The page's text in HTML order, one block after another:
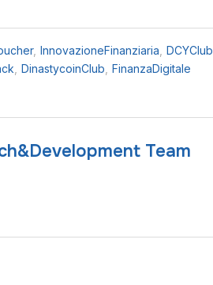
, InnovazioneFinanziaria DCYClub
DinastycoinClub FinanzaDigitale
Team